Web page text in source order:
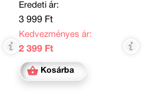
Eredeti ár:
3 999 Ft
Kedvezményes ár:
2 399 Ft
Kosárba